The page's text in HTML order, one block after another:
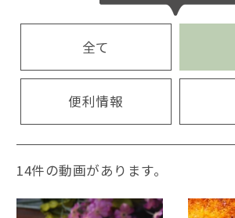
全て
便利情報
14件の動画があります。